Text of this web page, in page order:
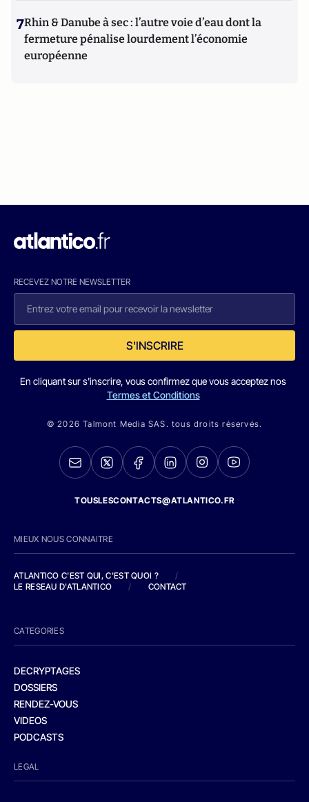
7Rhin & Danube à sec : l’autre voie d’eau dont la
fermeture pénalise lourdement l’économie
européenne
RECEVEZ NOTRE NEWSLETTER
S'INSCRIRE
En cliquant sur s'inscrire, vous confirmez que vous acceptez nos
Termes et Conditions
© 2026 Talmont Media SAS. tous droits réservés.
TOUSLESCONTACTS@ATLANTICO.FR
MIEUX NOUS CONNAITRE
ATLANTICO C'EST QUI, C'EST QUOI ?
/
LE RESEAU D'ATLANTICO
/ CONTACT
CATEGORIES
DECRYPTAGES
DOSSIERS
RENDEZ-VOUS
VIDEOS
PODCASTS
LEGAL